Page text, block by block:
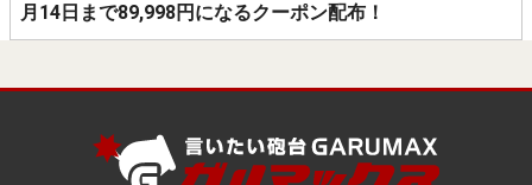
月14日まで89,998円になるクーポン配布！